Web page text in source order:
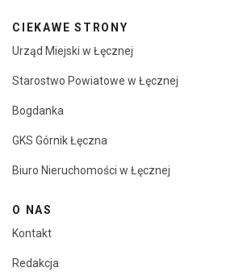
CIEKAWE STRONY
Urząd Miejski w Łęcznej
Starostwo Powiatowe w Łęcznej
Bogdanka
GKS Górnik Łęczna
Biuro Nieruchomości w Łęcznej
O NAS
Kontakt
Redakcja